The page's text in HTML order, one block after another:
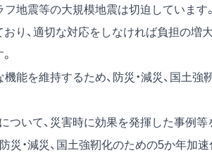
地震等の大規模地震は切迫しています。
り、適切な対応をしなければ負担の増大
能を維持するため、防災・減災、国土強
ついて、災害時に効果を発揮した事例等
災・減災、国土強靭化のための5か年加速